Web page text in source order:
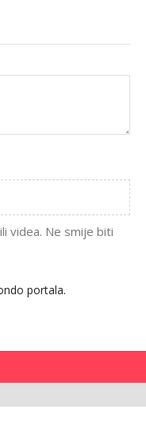
videa. Ne smije biti
portala.